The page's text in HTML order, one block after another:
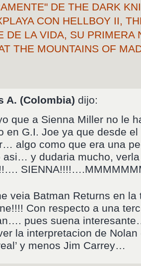
DE THE DARK
CON HELLBOY II,
DE LA VIDA, SU PRIMERA
THE MOUNTAINS OF
A. (Colombia) dijo:
que a Sienna Miller no le
en G.I. Joe ya que desde
algo como que era una
asi… y dudaria mucho,
veia Batman Returns en
Con respecto a una
pues suena
la interpretacion de
y menos Jim Carrey…